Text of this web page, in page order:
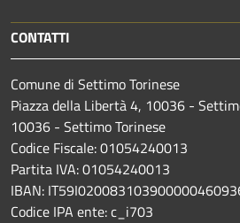
CONTATTI
Comune di Settimo Torinese
Piazza della Libertà 4, 10036 -
10036 - Settimo Torinese
Codice Fiscale: 01054240013
Partita IVA: 01054240013
IBAN:
Codice IPA ente: c_i703